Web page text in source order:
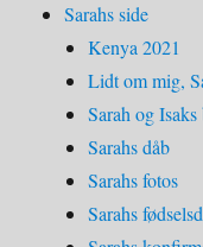
Sarahs side
Kenya 2021
Lidt om mig,
Sarah og
Sarahs dåb
Sarahs fotos
Sarahs